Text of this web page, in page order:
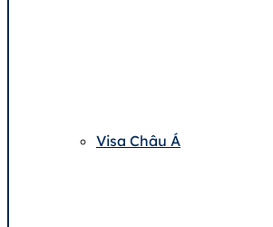
Visa Châu Á